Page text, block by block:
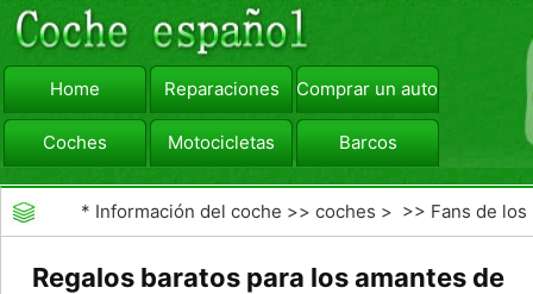
Home Reparaciones Comprar un automóvil
Coches Motocicletas Barcos
viajar Camiones
* Información del coche >>coches > >> Fans de los
Regalos baratos para los amantes de